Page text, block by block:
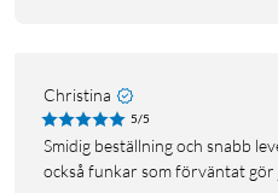
Christina
5/5
Smidig beställning och snabb leverans. Att produkten sen
också funkar som förväntat gör